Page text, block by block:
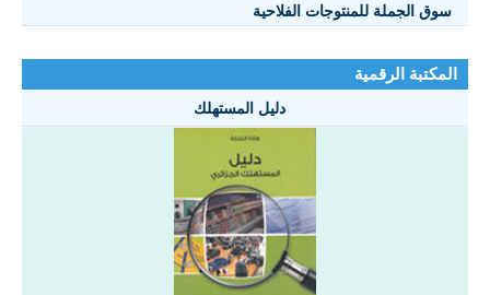
الجملة للمنتوجات الفلاحية
الرقمية
دليل المستهلك